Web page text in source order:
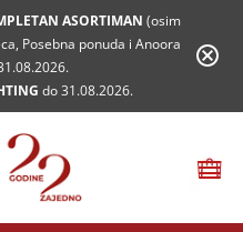
ASORTIMAN (osim
Posebna ponuda i Anoora
do 31.08.2026.